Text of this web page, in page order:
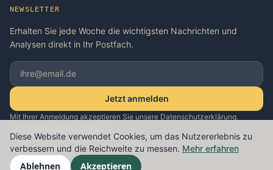
NEWSLETTER
Erhalten Sie jede Woche die wichtigsten Nachrichten und
Analysen direkt in Ihr Postfach.
Jetzt anmelden
Mit Ihrer Anmeldung akzeptieren Sie unsere Datenschutzerklärung.
Diese Website verwendet Cookies, um das Nutzererlebnis zu
verbessern und die Reichweite zu messen. Mehr erfahren
Ablehnen Akzeptieren